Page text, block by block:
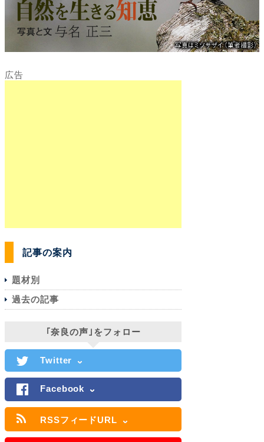
記事の案内
題材別
過去の記事
｢奈良の声｣をフォロー
Twitter
Facebook
RSSフィードURL